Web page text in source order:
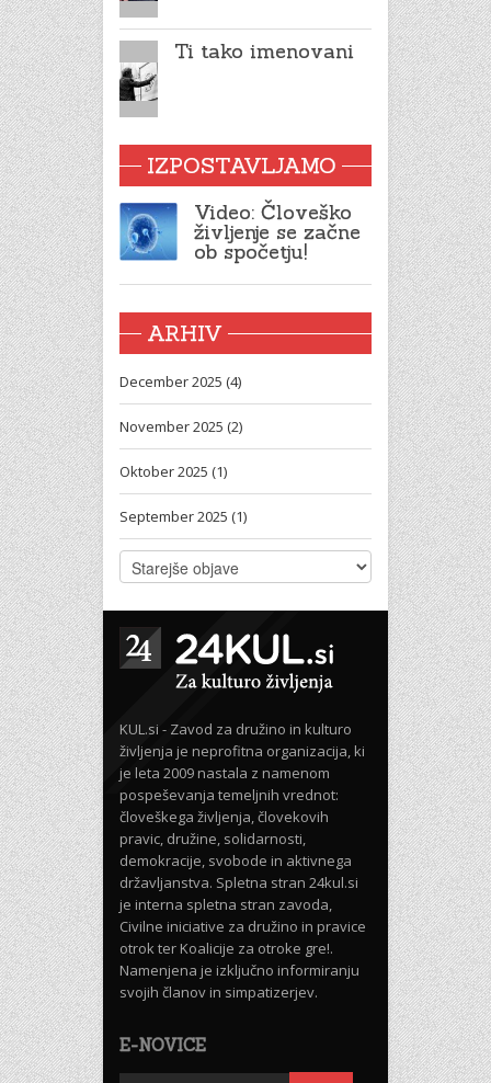
Ti tako imenovani
IZPOSTAVLJAMO
Video: Človeško
življenje se začne
ob spočetju!
ARHIV
December 2025 (4)
November 2025 (2)
Oktober 2025 (1)
September 2025 (1)
KUL.si - Zavod za družino in kulturo
življenja je neprofitna organizacija, ki
je leta 2009 nastala z namenom
pospeševanja temeljnih vrednot:
človeškega življenja, človekovih
pravic, družine, solidarnosti,
demokracije, svobode in aktivnega
državljanstva. Spletna stran 24kul.si
je interna spletna stran zavoda,
Civilne iniciative za družino in pravice
otrok ter Koalicije za otroke gre!.
Namenjena je izključno informiranju
svojih članov in simpatizerjev.
E-NOVICE